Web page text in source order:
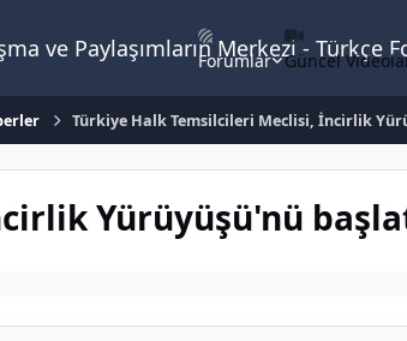
ve Paylaşımların Merkezi -
Forumlar Güncel
Türkiye Halk Temsilcileri Meclisi, İncirlik
Yürüyüşü'nü